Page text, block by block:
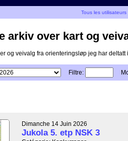
Tous les utilisateurs
arkiv over kart og
og veivalg fra orienteringsløp jeg har deltatt i.
Filtre:
Dimanche 14 Juin 2026
Jukola 5. etp NSK 3